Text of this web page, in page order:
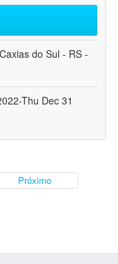
do Sul - RS -
Thu Dec 31
Próximo